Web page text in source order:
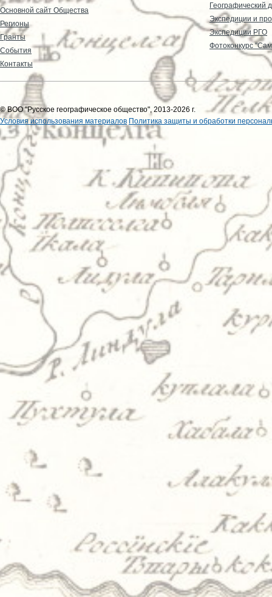
Основной сайт Общества
Регионы
Гранты
События
Контакты
Географический
Экспедиции и
Экспедиции РГО
Фотоконкурс
© ВОО "Русское географическое общество", 2013-2026 г.
Условия использования материалов Политика защиты и обработки